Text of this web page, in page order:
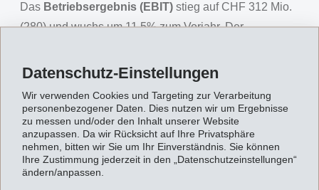
Datenschutz-Einstellungen
Wir verwenden Cookies und Targeting zur Verarbeitung
personenbezogener Daten. Dies nutzen wir um Ergebnisse
zu messen und/oder den Inhalt unserer Website
anzupassen. Da wir Rücksicht auf Ihre Privatsphäre
nehmen, bitten wir Sie um Ihr Einverständnis. Sie können
Ihre Zustimmung jederzeit in den „Datenschutzeinstellungen“
ändern/anpassen.
Das Betriebsergebnis (EBIT) stieg auf CHF 312 Mio.
(280) und wuchs um 11.5% zum Vorjahr. Der
um 10.9% auf CHF 339 Mio. (306). Die EBIT-Marge
(28.7%). Die Neugeschäfte mit Spezialitäten wirkten
sich erfreulich auf das Ergebnis aus. Anhaltende
Versorgungsengpässe führten zu weiter steigenden
Rohstoffpreisen und machten